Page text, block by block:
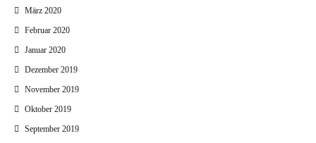
März 2020
Februar 2020
Januar 2020
Dezember 2019
November 2019
Oktober 2019
September 2019